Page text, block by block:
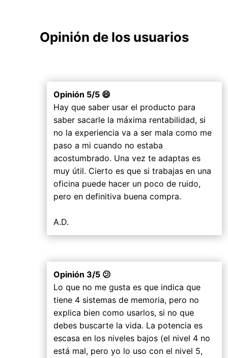
Opinión de los usuarios
Opinión 5/5 😄
Hay que saber usar el producto para
saber sacarle la máxima rentabilidad, si
no la experiencia va a ser mala como me
paso a mi cuando no estaba
acostumbrado. Una vez te adaptas es
muy útil. Cierto es que si trabajas en una
oficina puede hacer un poco de ruido,
pero en definitiva buena compra.
A.D.
Opinión 3/5 😕
Lo que no me gusta es que indica que
tiene 4 sistemas de memoria, pero no
explica bien como usarlos, si no que
debes buscarte la vida. La potencia es
escasa en los niveles bajos (el nivel 4 no
está mal, pero yo lo uso con el nivel 5,